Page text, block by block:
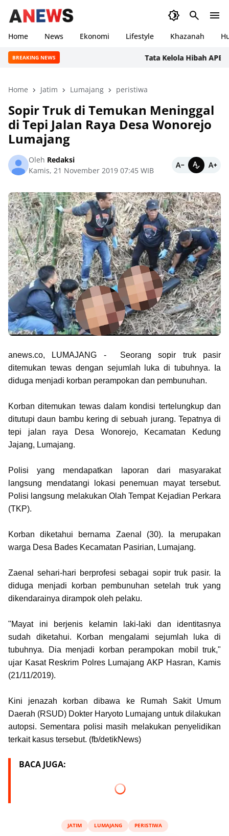
Home News Ekonomi Lifestyle Khazanah
BREAKING NEWS Tata Kelola Hibah APBD:
Home Jatim Lumajang peristiwa
Sopir Truk di Temukan Meninggal
di Tepi Jalan Raya Desa Wonorejo
Lumajang
Oleh Redaksi
Kamis, 21 November 2019 07:45 WIB
anews.co, LUMAJANG - Seorang sopir truk pasir
ditemukan tewas dengan sejumlah luka di tubuhnya. Ia
diduga menjadi korban perampokan dan pembunuhan.
Korban ditemukan tewas dalam kondisi tertelungkup dan
ditutupi daun bambu kering di sebuah jurang. Tepatnya di
tepi jalan raya Desa Wonorejo, Kecamatan Kedung
Jajang, Lumajang.
Polisi yang mendapatkan laporan dari masyarakat
langsung mendatangi lokasi penemuan mayat tersebut.
Polisi langsung melakukan Olah Tempat Kejadian Perkara
(TKP).
Korban diketahui bernama Zaenal (30). Ia merupakan
warga Desa Bades Kecamatan Pasirian, Lumajang.
Zaenal sehari-hari berprofesi sebagai sopir truk pasir. Ia
diduga menjadi korban pembunuhan setelah truk yang
dikendarainya dirampok oleh pelaku.
"Mayat ini berjenis kelamin laki-laki dan identitasnya
sudah diketahui. Korban mengalami sejumlah luka di
tubuhnya. Dia menjadi korban perampokan mobil truk,"
ujar Kasat Reskrim Polres Lumajang AKP Hasran, Kamis
(21/11/2019).
Kini jenazah korban dibawa ke Rumah Sakit Umum
Daerah (RSUD) Dokter Haryoto Lumajang untuk dilakukan
autopsi. Sementara polisi masih melakukan penyelidikan
terkait kasus tersebut. (fb/detikNews)
BACA JUGA:
JATIM LUMAJANG PERISTIWA